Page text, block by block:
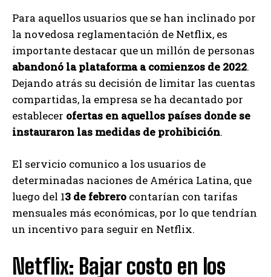
Para aquellos usuarios que se han inclinado por
la novedosa reglamentación de Netflix, es
importante destacar que un millón de personas
abandonó la plataforma a comienzos de 2022.
Dejando atrás su decisión de limitar las cuentas
compartidas, la empresa se ha decantado por
establecer ofertas en aquellos países donde se
instauraron las medidas de prohibición.
El servicio comunico a los usuarios de
determinadas naciones de América Latina, que
luego del 13 de febrero contarían con tarifas
mensuales más económicas, por lo que tendrían
un incentivo para seguir en Netflix.
Netflix: Bajar costo en los